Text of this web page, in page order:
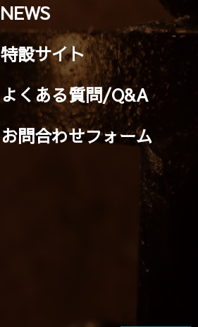
NEWS
特設サイト
よくある質問/Q&A
お問合わせフォーム